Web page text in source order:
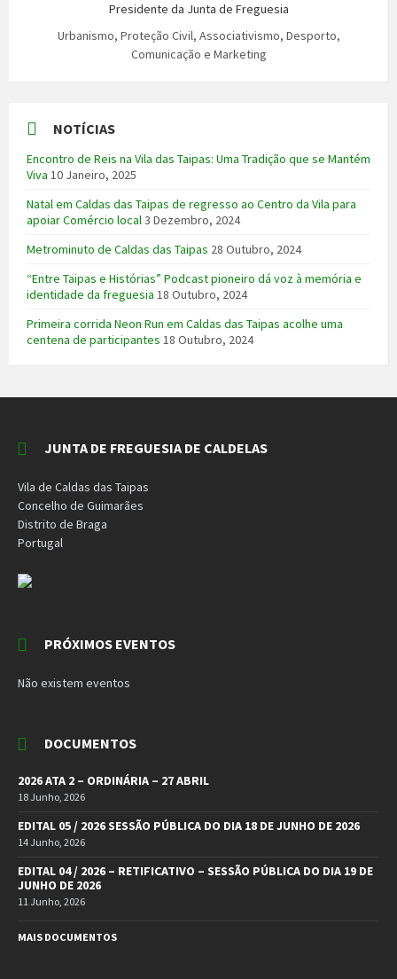
Presidente da Junta de Freguesia
Urbanismo, Proteção Civil, Associativismo, Desporto,
Comunicação e Marketing
NOTÍCIAS
Encontro de Reis na Vila das Taipas: Uma Tradição que se Mantém
Viva 10 Janeiro, 2025
Natal em Caldas das Taipas de regresso ao Centro da Vila para
apoiar Comércio local3 Dezembro, 2024
Metrominuto de Caldas das Taipas 28 Outubro, 2024
“Entre Taipas e Histórias” Podcast pioneiro dá voz à memória e
identidade da freguesia 18 Outubro, 2024
Primeira corrida Neon Run em Caldas das Taipas acolhe uma
centena de participantes 18 Outubro, 2024
JUNTA DE FREGUESIA DE CALDELAS
Vila de Caldas das Taipas
Concelho de Guimarães
Distrito de Braga
Portugal
PRÓXIMOS EVENTOS
Não existem eventos
DOCUMENTOS
2026 ATA 2 – ORDINÁRIA – 27 ABRIL
18 Junho, 2026
EDITAL 05 / 2026 SESSÃO PÚBLICA DO DIA 18 DE JUNHO DE 2026
14 Junho, 2026
EDITAL 04 / 2026 – RETIFICATIVO – SESSÃO PÚBLICA DO DIA 19 DE
JUNHO DE 2026
11 Junho, 2026
MAIS DOCUMENTOS